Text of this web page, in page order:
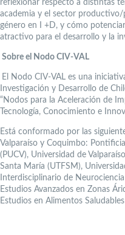
reflexionar respecto a distintas
academia y el sector
género en I +D, y cómo
atractivo para el desarrollo y la
Sobre el Nodo CIV-VAL
El Nodo CIV-VAL es una
Investigación y Desarrollo de
“Nodos para la Aceleración de
Tecnología, Conocimiento e
Está conformado por las
Valparaíso y Coquimbo:
(PUCV), Universidad de
Santa María (UTFSM),
Interdisciplinario de
Estudios Avanzados en Zonas
Estudios en Alimentos Saludables